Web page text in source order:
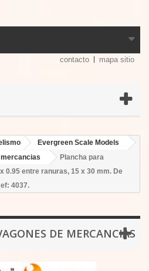
contacto mapa sitio
Evergreen Scale Models
Plancha para
0.95 entre ranuras, 15 x 30 mm. De
4037.
DE MERCANCIAS